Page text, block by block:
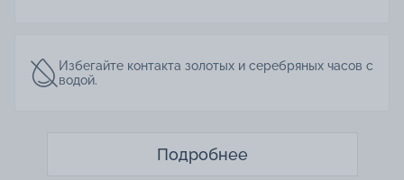
Избегайте контакта золотых и серебряных часов с
водой.
Подробнее